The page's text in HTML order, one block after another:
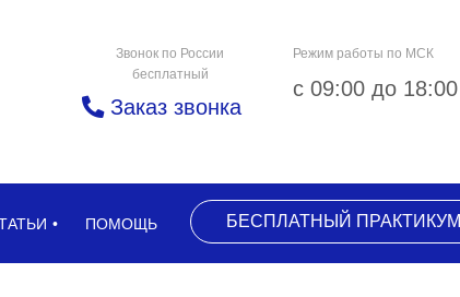
Звонок по России
бесплатный
Заказ звонка
Режим работы по МСК
с 09:00 до 18:00
ПОМОЩЬ БЕСПЛАТНЫЙ ПРАКТИКУМ